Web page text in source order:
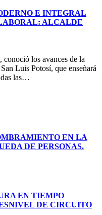
E INTEGRAL
ALCALDE
los avances de la
Luis Potosí, que enseñará
las…
EN LA
DE PERSONAS.
EN TIEMPO
DE CIRCUITO